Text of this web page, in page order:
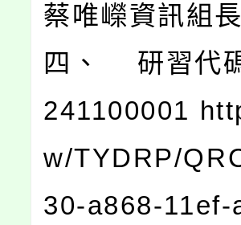
蔡唯嶸資訊組長
四、 研習代
241100001
w/TYDRP/
30-a868-